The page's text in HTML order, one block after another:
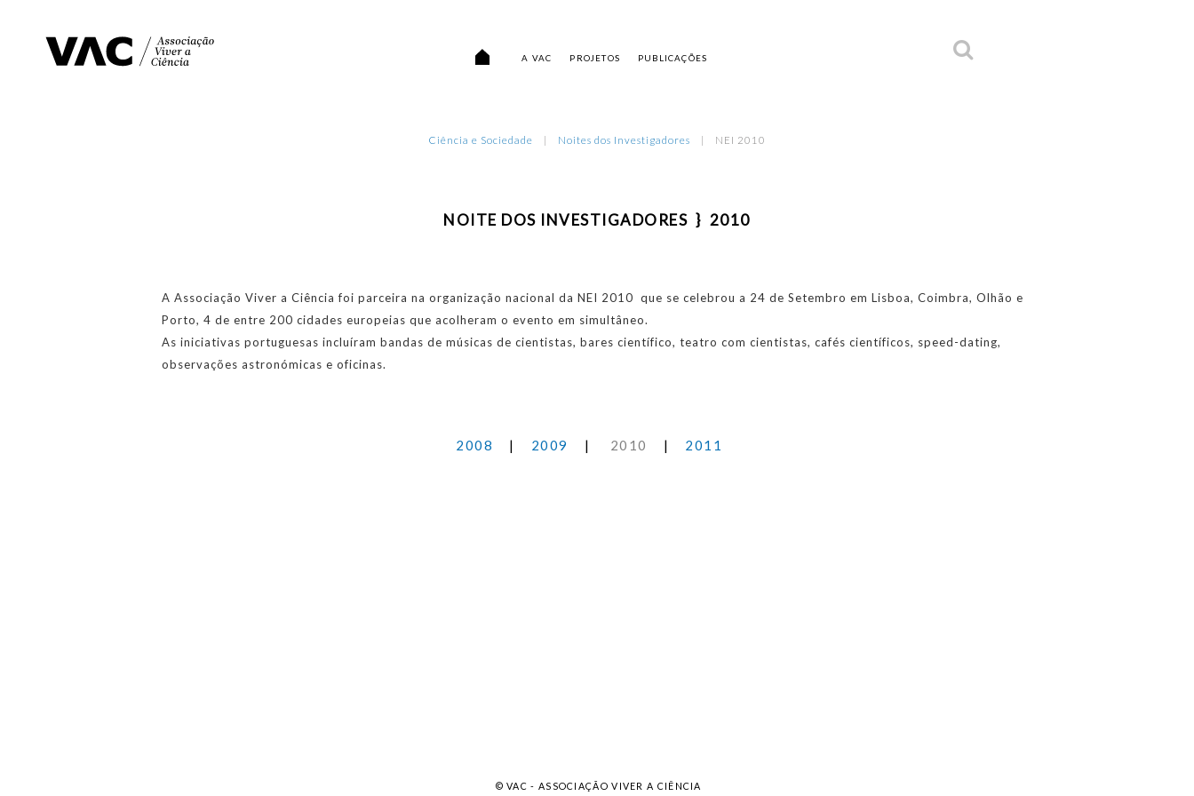
A VAC PROJETOS PUBLICAÇÕES
Ciência e Sociedade Noites dos Investigadores NEI 2010
NOITE DOS INVESTIGADORES } 2010
A Associação Viver a Ciência foi parceira na organização nacional da NEI 2010 que se celebrou a 24 de Setembro em Lisboa, Coimbra, Olhão e
Porto, 4 de entre 200 cidades europeias que acolheram o evento em simultâneo.
As iniciativas portuguesas incluíram bandas de músicas de cientistas, bares científico, teatro com cientistas, cafés científicos, speed-dating,
observações astronómicas e oficinas.
2008 | 2009 | 2010 | 2011
© VAC - ASSOCIAÇÃO VIVER A CIÊNCIA